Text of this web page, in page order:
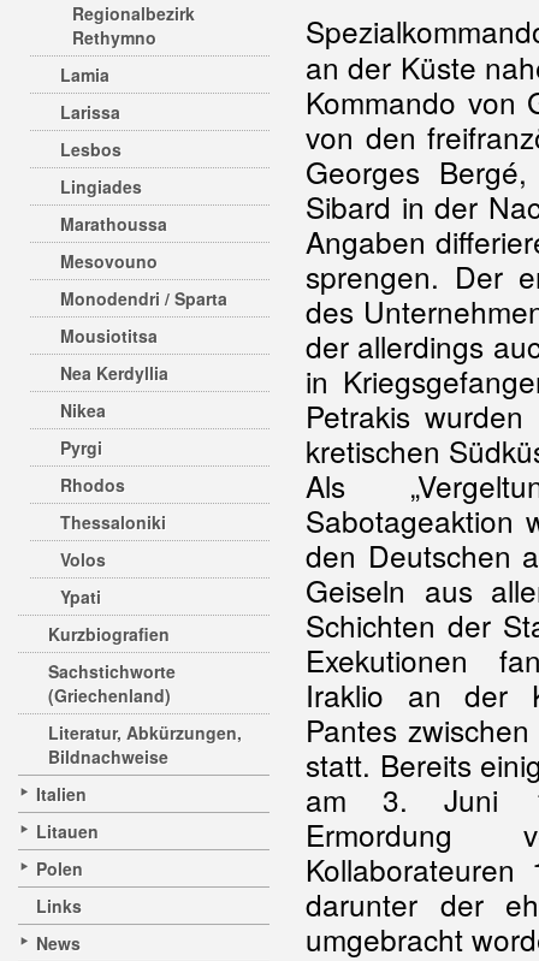
Regionalbezirk
Rethymno
Lamia
Larissa
Lesbos
Lingiades
Marathoussa
Mesovouno
Monodendri / Sparta
Mousiotitsa
Nea Kerdyllia
Nikea
Pyrgi
Rhodos
Thessaloniki
Volos
Ypati
Kurzbiografien
Sachstichworte
(Griechenland)
Literatur, Abkürzungen,
Bildnachweise
Italien
Litauen
Polen
Links
News
an der Küste
Kommando von
von den
Georges
Sibard in der
Angaben
sprengen. Der
des
der allerdings
in
Petrakis
kretischen
Als
Sabotageaktion
den Deutschen
Geiseln aus
Schichten der
Exekutionen
Iraklio an der
Pantes
statt. Bereits
am 3. Juni
Ermordung
darunter der
umgebracht